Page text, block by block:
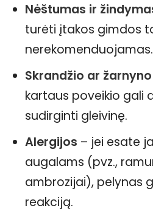
Nėštumas ir
turėti įtakos gimdos
nerekomenduojamas.
Skrandžio ar
kartaus poveikio gali
sudirginti gleivinę.
Alergijos – jei esate
augalams (pvz.,
ambrozijai), pelynas
reakciją.